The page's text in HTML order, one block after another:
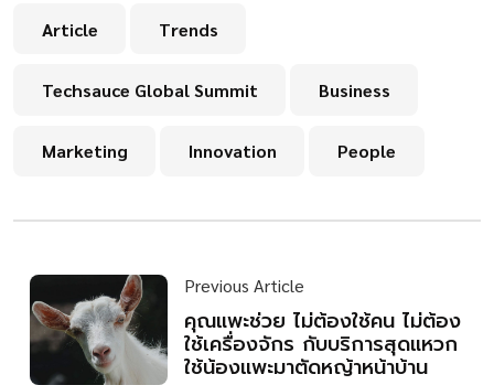
Article Trends
Techsauce Global Summit Business
Marketing Innovation People
Previous Article
คุณแพะช่วย ไม่ต้องใช้คน ไม่ต้อง
ใช้เครื่องจักร กับบริการสุดแหวก
ใช้น้องแพะมาตัดหญ้าหน้าบ้าน